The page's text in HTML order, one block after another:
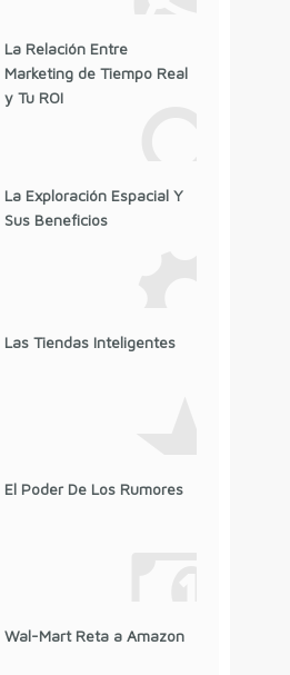
La Relación Entre
Marketing de Tiempo Real
y Tu ROI
La Exploración Espacial Y
Sus Beneficios
Las Tiendas Inteligentes
El Poder De Los Rumores
Wal-Mart Reta a Amazon